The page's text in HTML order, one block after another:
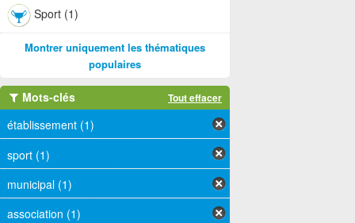
Sport (1)
Montrer uniquement les thématiques
populaires
Mots-clés Tout effacer
établissement (1)
sport (1)
municipal (1)
association (1)